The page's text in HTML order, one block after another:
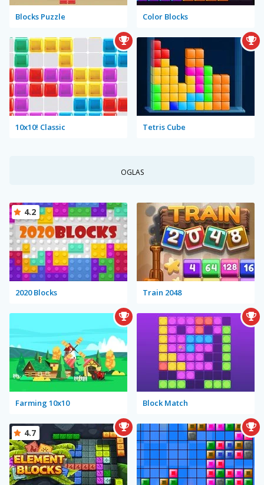
Blocks Puzzle Color Blocks
10x10! Classic Tetris Cube
OGLAS
2020 Blocks
4.2
Train 2048
Farming 10x10 Block Match
4.7